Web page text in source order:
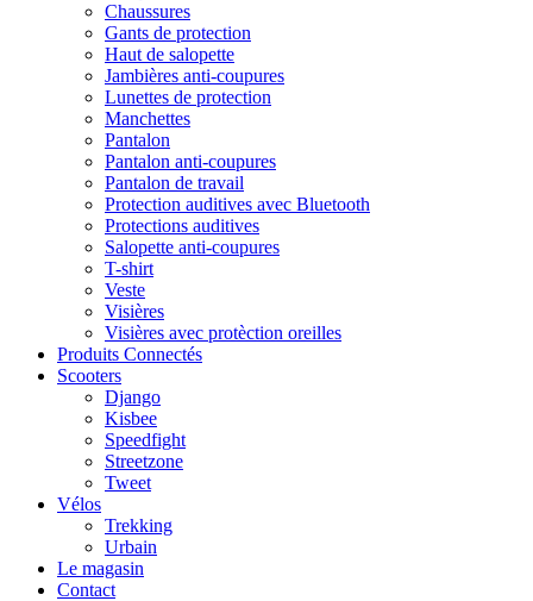
Chaussures
Gants de protection
Haut de salopette
Jambières anti-coupures
Lunettes de protection
Manchettes
Pantalon
Pantalon anti-coupures
Pantalon de travail
Protection auditives avec Bluetooth
Protections auditives
Salopette anti-coupures
T-shirt
Veste
Visières
Visières avec protèction oreilles
Produits Connectés
Scooters
Django
Kisbee
Speedfight
Streetzone
Tweet
Vélos
Trekking
Urbain
Le magasin
Contact